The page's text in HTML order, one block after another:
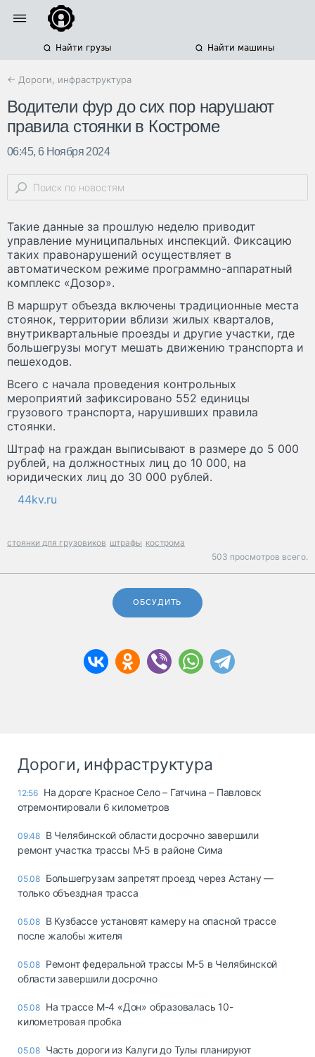
Найти грузы Найти машины
← Дороги, инфраструктура
Водители фур до сих пор нарушают
правила стоянки в Костроме
06:45, 6 Ноября 2024
Такие данные за прошлую неделю приводит
управление муниципальных инспекций. Фиксацию
таких правонарушений осуществляет в
автоматическом режиме программно-аппаратный
комплекс «Дозор».
В маршрут объезда включены традиционные места
стоянок, территории вблизи жилых кварталов,
внутриквартальные проезды и другие участки, где
большегрузы могут мешать движению транспорта и
пешеходов.
Всего с начала проведения контрольных
мероприятий зафиксировано 552 единицы
грузового транспорта, нарушивших правила
стоянки.
Штраф на граждан выписывают в размере до 5 000
рублей, на должностных лиц до 10 000, на
юридических лиц до 30 000 рублей.
44kv.ru
стоянки для грузовиков штрафы кострома
503 просмотров всего.
ОБСУДИТЬ
Дороги, инфраструктура
12:56 На дороге Красное Село – Гатчина – Павловск
отремонтировали 6 километров
09:48 В Челябинской области досрочно завершили
ремонт участка трассы М‑5 в районе Сима
05.08 Большегрузам запретят проезд через Астану —
только объездная трасса
05.08 В Кузбассе установят камеру на опасной трассе
после жалобы жителя
05.08 Ремонт федеральной трассы М-5 в Челябинской
области завершили досрочно
05.08 На трассе М-4 «Дон» образовалась 10-
километровая пробка
05.08 Часть дороги из Калуги до Тулы планируют